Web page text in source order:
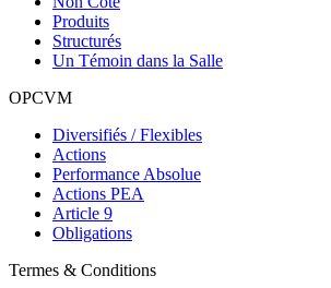
Produits
Structurés
Un Témoin dans la Salle
OPCVM
Diversifiés / Flexibles
Actions
Performance Absolue
Actions PEA
Article 9
Obligations
Termes & Conditions